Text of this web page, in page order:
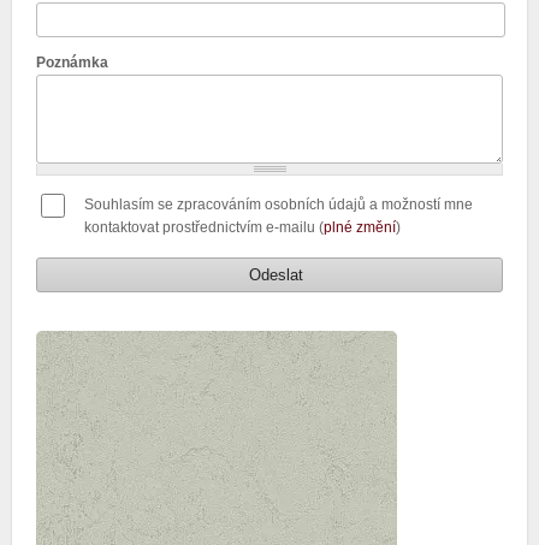
Poznámka
Souhlasím se zpracováním osobních údajů a možností mne
kontaktovat prostřednictvím e-mailu (plné změní)